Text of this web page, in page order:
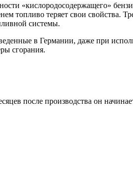
«кислородосодержащего»
топливо теряет свои
системы.
в Германии, даже при
сгорания.
после производства он